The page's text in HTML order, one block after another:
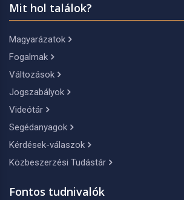
Mit hol találok?
Magyarázatok
Fogalmak
Változások
Jogszabályok
Videótár
Segédanyagok
Kérdések-válaszok
Közbeszerzési Tudástár
Fontos tudnivalók